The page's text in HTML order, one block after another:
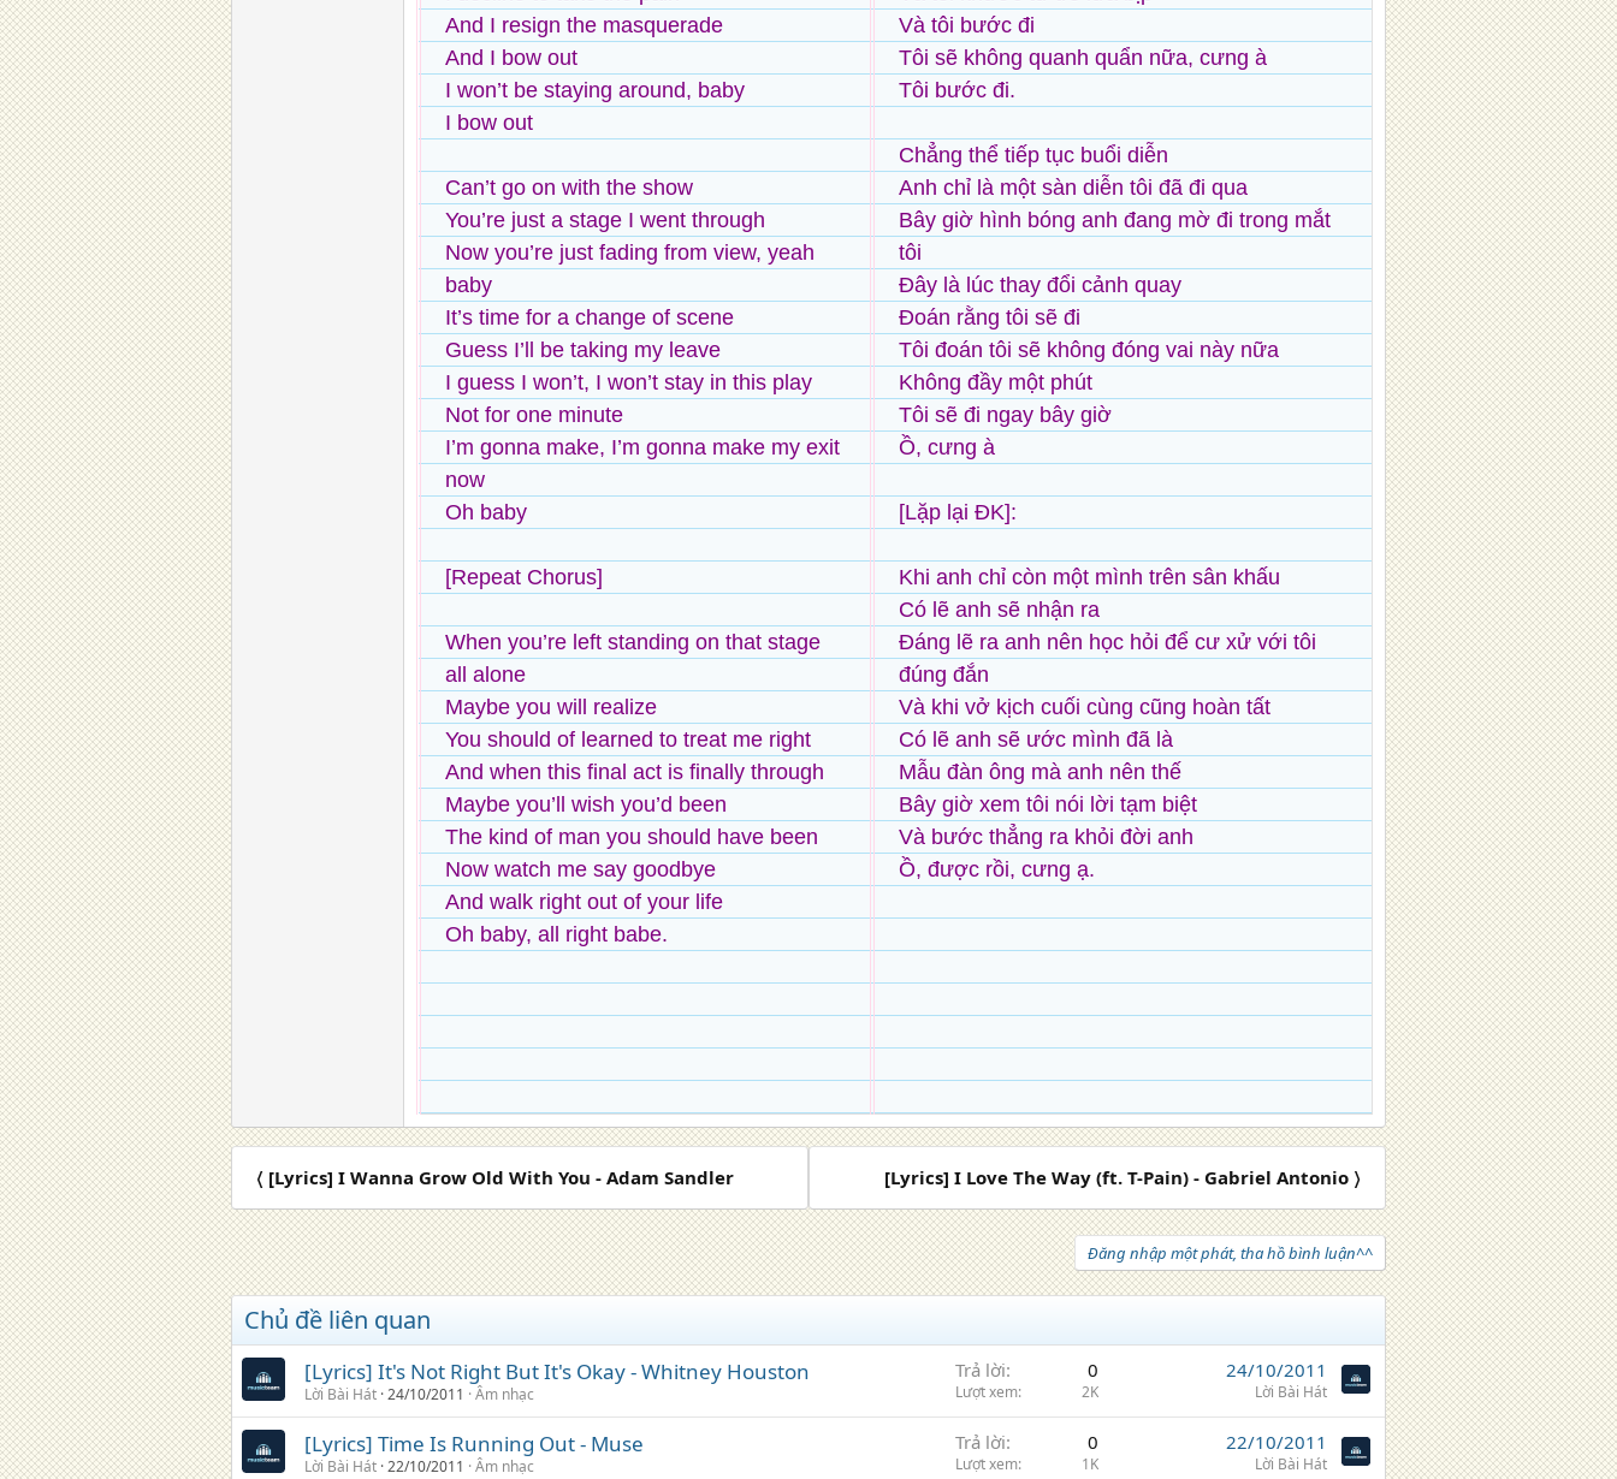
And I resign the masquerade
And I bow out
I won’t be staying around, baby
I bow out
Can’t go on with the show
You’re just a stage I went through
Now you’re just fading from view, yeah
baby
It’s time for a change of scene
Guess I’ll be taking my leave
I guess I won’t, I won’t stay in this play
Not for one minute
I’m gonna make, I’m gonna make my exit
now
Oh baby
[Repeat Chorus]
When you’re left standing on that stage
all alone
Maybe you will realize
You should of learned to treat me right
And when this final act is finally through
Maybe you’ll wish you’d been
The kind of man you should have been
Now watch me say goodbye
And walk right out of your life
Oh baby, all right babe.
Và tôi bước đi
Tôi sẽ không quanh quẩn nữa, cưng à
Tôi bước đi.
Chẳng thể tiếp tục buổi diễn
Anh chỉ là một sàn diễn tôi đã đi qua
Bây giờ hình bóng anh đang mờ đi trong mắt
tôi
Đây là lúc thay đổi cảnh quay
Đoán rằng tôi sẽ đi
Tôi đoán tôi sẽ không đóng vai này nữa
Không đầy một phút
Tôi sẽ đi ngay bây giờ
Ồ, cưng à
[Lặp lại ĐK]:
Khi anh chỉ còn một mình trên sân khấu
Có lẽ anh sẽ nhận ra
Đáng lẽ ra anh nên học hỏi để cư xử với tôi
đúng đắn
Và khi vở kịch cuối cùng cũng hoàn tất
Có lẽ anh sẽ ước mình đã là
Mẫu đàn ông mà anh nên thế
Bây giờ xem tôi nói lời tạm biệt
Và bước thẳng ra khỏi đời anh
Ồ, được rồi, cưng ạ.
〈 [Lyrics] I Wanna Grow Old With You - Adam Sandler [Lyrics] I Love The Way (ft. T-Pain) - Gabriel Antonio 〉
Đăng nhập một phát, tha hồ bình luận^^
Chủ đề liên quan
[Lyrics] It's Not Right But It's Okay - Whitney Houston
Lời Bài Hát 24/10/2011 Âm nhạc
Trả lời 0
Lượt xem 2K
24/10/2011
Lời Bài Hát
[Lyrics] Time Is Running Out - Muse
Lời Bài Hát 22/10/2011 Âm nhạc
Trả lời 0
Lượt xem 1K
22/10/2011
Lời Bài Hát